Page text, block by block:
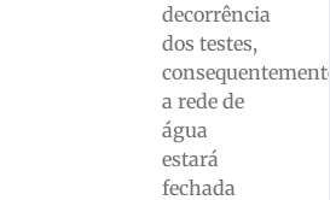
decorrência
dos testes,
consequentemente
a rede de
água
estará
fechada